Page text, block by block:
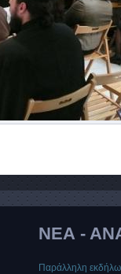
ΝΕΑ -
Παράλληλη